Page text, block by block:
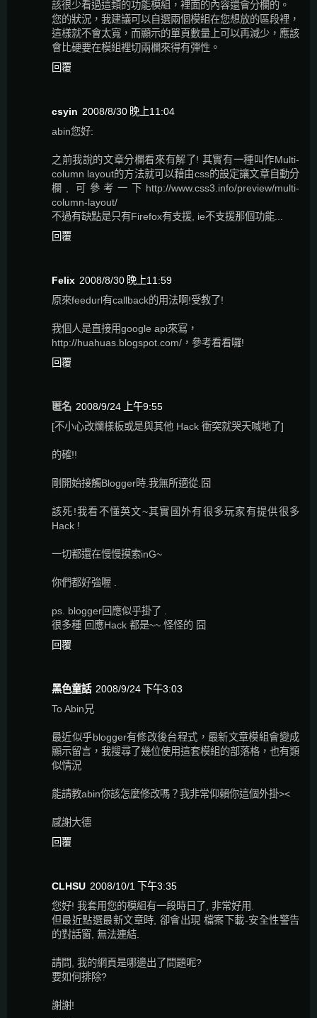
該很少看過這類的功能模組，裡面的內容還會分欄的。
您的狀況，我建議可以自選兩個模組在您想放的區段裡，
這樣就不會太寬，而顯示的單頁數量上可以再減少，應該
會比硬要在模組裡切兩欄來得有彈性。
回覆
csyin 2008/8/30 晚上11:04
abin您好:
之前我說的文章分欄看來有解了! 其實有一種叫作Multi-
column layout的方法就可以藉由css的設定讓文章自動分
欄, 可參考一下http://www.css3.info/preview/multi-
column-layout/
不過有缺點是只有Firefox有支援, ie不支援那個功能...
回覆
Felix 2008/8/30 晚上11:59
原來feedurl有callback的用法啊!受教了!
我個人是直接用google api來寫，
http://huahuas.blogspot.com/，參考看看囉!
回覆
匿名 2008/9/24 上午9:55
[不小心改爛樣板或是與其他 Hack 衝突就哭天喊地了]
的確!!
剛開始接觸Blogger時.我無所適從.囧
該死!我看不懂英文~其實國外有很多玩家有提供很多
Hack !
一切都還在慢慢摸索inG~
你們都好強喔 .
ps. blogger回應似乎掛了 .
很多種 回應Hack 都是~~ 怪怪的 囧
回覆
黑色童話 2008/9/24 下午3:03
To Abin兄
最近似乎blogger有修改後台程式，最新文章模組會變成
顯示留言，我搜尋了幾位使用這套模組的部落格，也有類
似情況
能請教abin你該怎麼修改嗎？我非常仰賴你這個外掛><
感謝大德
回覆
CLHSU 2008/10/1 下午3:35
您好! 我套用您的模組有一段時日了, 非常好用.
但最近點選最新文章時, 卻會出現 檔案下載-安全性警告
的對話窗, 無法連結.
請問, 我的網頁是哪邊出了問題呢?
要如何排除?
謝謝!